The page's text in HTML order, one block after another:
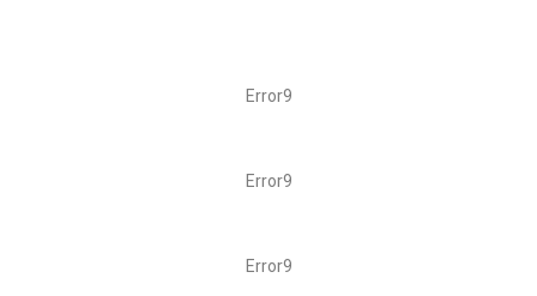
Error9
Error9
Error9